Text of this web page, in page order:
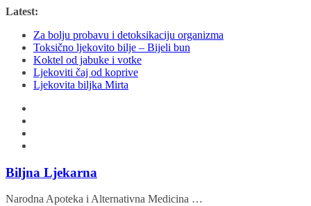
Skip
content
Latest:
Za bolju probavu i detoksikaciju organizma
Toksično ljekovito bilje – Bijeli bun
Koktel od jabuke i votke
Ljekoviti čaj od koprive
Ljekovita biljka Mirta
Biljna Ljekarna
Narodna Apoteka i Alternativna Medicina …